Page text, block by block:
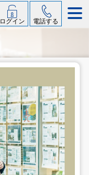
ログイン 電話する